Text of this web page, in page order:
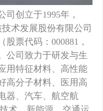
力”无偿献血主题活动
创立于1995年，
术发展股份有限公司
票代码：000881，
公司致力于研发与生
用特征材料、高性能
高分子材料、医用高
器、汽车、航空航